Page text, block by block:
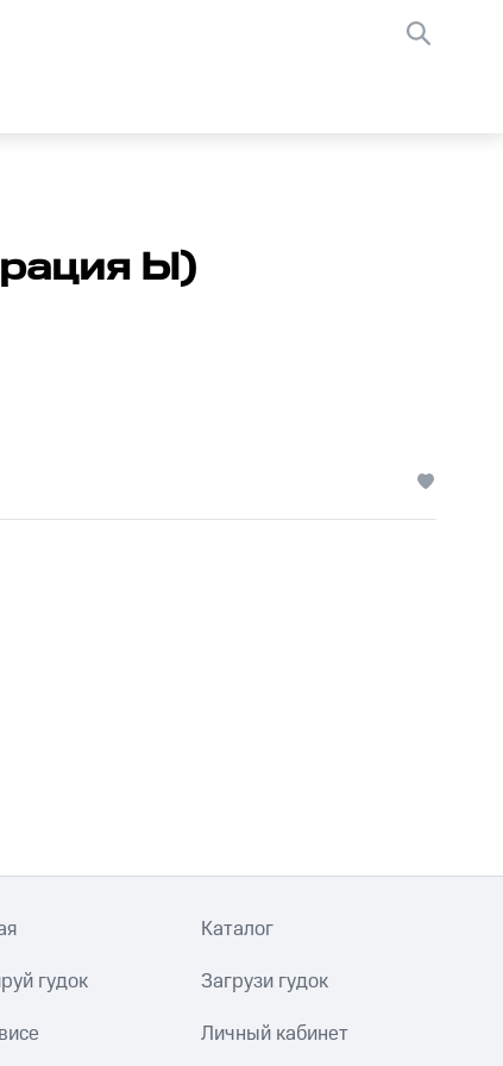
Ы)
Каталог
гудок Загрузи гудок
Личный кабинет